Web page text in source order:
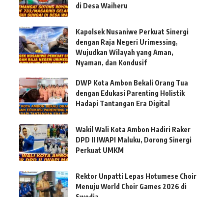
di Desa Waiheru
Kapolsek Nusaniwe Perkuat Sinergi
dengan Raja Negeri Urimessing,
Wujudkan Wilayah yang Aman,
Nyaman, dan Kondusif
DWP Kota Ambon Bekali Orang Tua
dengan Edukasi Parenting Holistik
Hadapi Tantangan Era Digital
Wakil Wali Kota Ambon Hadiri Raker
DPD II IWAPI Maluku, Dorong Sinergi
Perkuat UMKM
Rektor Unpatti Lepas Hotumese Choir
Menuju World Choir Games 2026 di